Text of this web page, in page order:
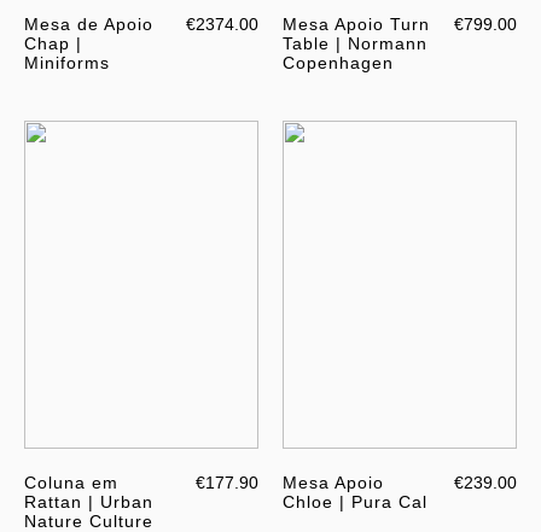
Mesa de Apoio
Chap |
Miniforms
€2374.00
Mesa Apoio Turn
Table | Normann
Copenhagen
€799.00
Coluna em
Rattan | Urban
Nature Culture
€177.90
Mesa Apoio
Chloe | Pura Cal
€239.00